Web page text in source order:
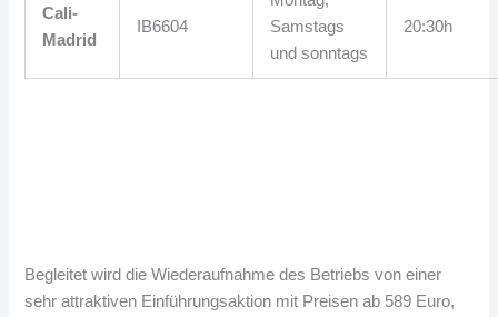
Cali-
Madrid
IB6604
Samstags
und sonntags
20:30h
Begleitet wird die Wiederaufnahme des Betriebs von einer
sehr attraktiven Einführungsaktion mit Preisen ab 589 Euro,